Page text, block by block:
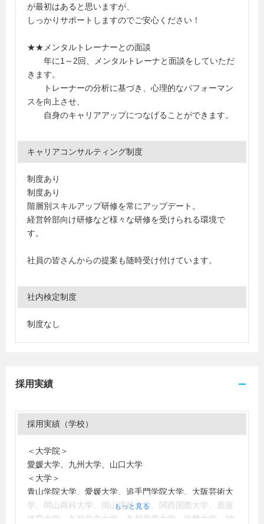
が最初はあると思いますが、
しっかりサポートしますのでご安心ください！
★★メンタルトレーナーとの面談
年に1～2回、メンタルトレーナと面談をしていただ
きます。
トレーナーの分析に基づき、心理的なパフォーマン
スを向上させ、
自身のキャリアアップにつなげることができます。
キャリアコンサルティング制度
制度あり
制度あり
階層別スキルアップ研修を常にアップデート。
経営幹部向け研修など様々な研修を受けられる環境で
す。
社員の皆さんからの提案も随時受け付けています。
社内検定制度
制度なし
採用実績
採用実績（学校）
＜大学院＞
愛媛大学、九州大学、山口大学
＜大学＞
青山学院大学、愛媛大学、追手門学院大学、大阪芸術大
学、岡山商科大学、岡山理科大学、関西国際大学、鹿屋
体育大学、九州共立大学、九州産業大学、近畿大学、神
もっと見る